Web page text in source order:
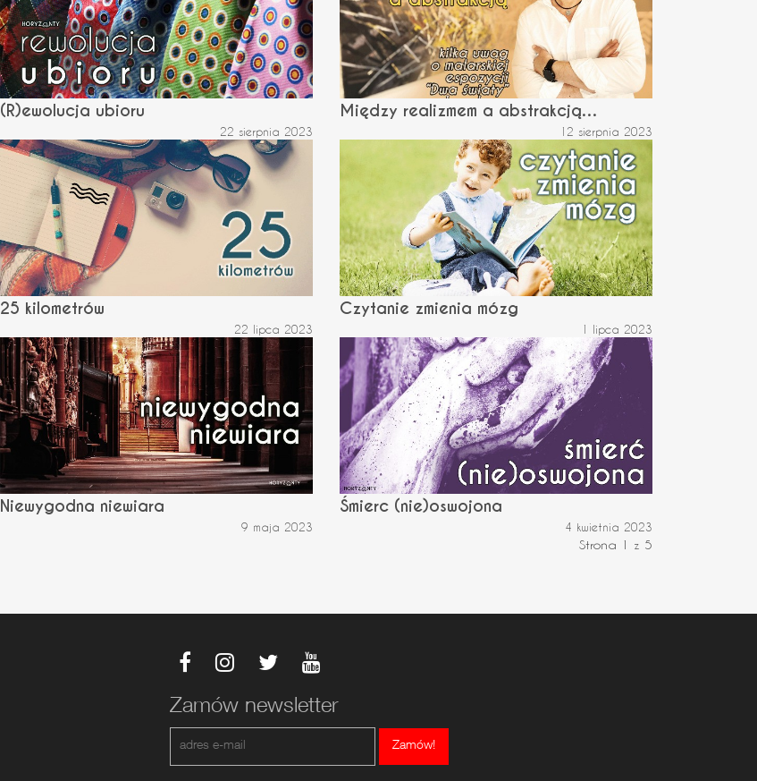
(R)ewolucja ubioru
22 sierpnia 2023
Między realizmem a abstrakcją…
12 sierpnia 2023
25 kilometrów
22 lipca 2023
Czytanie zmienia mózg
1 lipca 2023
Niewygodna niewiara
9 maja 2023
Śmierc (nie)oswojona
4 kwietnia 2023
Strona 1 z 5
Zamów newsletter
Zamów!